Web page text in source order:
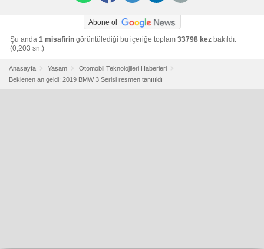
Abone ol
Şu anda 1 misafirin görüntülediği bu içeriğe toplam 33798 kez bakıldı.
(0,203 sn.)
Anasayfa Yaşam
Otomobil Teknolojileri Haberleri
Beklenen an geldi: 2019 BMW 3 Serisi resmen tanıtıldı